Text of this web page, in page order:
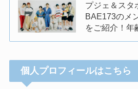
プジェ＆スタ
BAE173のメ
をご紹介！年
個人プロフィールはこちら